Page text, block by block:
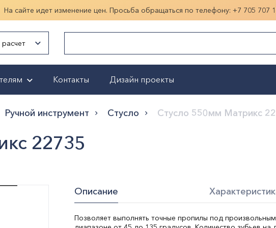
На сайте идет изменение цен. Просьба обращаться по телефону: +7 705 707
Показать больше
и
Контакты Дизайн проекты
Ручной инструмент Стусло Стусло 550мм Матрикс
22735
Описание
Позволяет выполнять точные пропилы под